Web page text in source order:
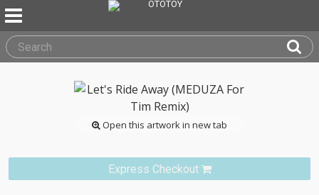
Open this artwork in new tab
Express Checkout